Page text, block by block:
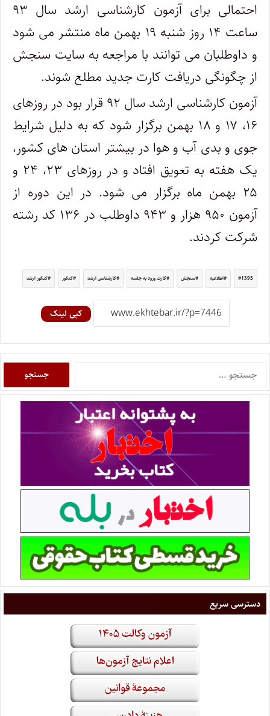
احتمالی برای آزمون کارشناسی ارشد سال ۹۳
ساعت ۱۴ روز شنبه ۱۹ بهمن ماه منتشر می شود
و داوطلبان می توانند با مراجعه به سایت سنجش
از چگونگی دریافت کارت جدید مطلع شوند.
آزمون کارشناسی ارشد سال ۹۲ قرار بود در روزهای
۱۶، ۱۷ و ۱۸ بهمن برگزار شود که به دلیل شرایط
جوی و بدی آب و هوا در بیشتر استان های کشور،
یک هفته به تعویق افتاد و در روزهای ۲۳، ۲۴ و
۲۵ بهمن ماه برگزار می شود. در این دوره از
آزمون ۹۵۰ هزار و ۹۴۳ داوطلب در ۱۳۶ کد رشته
شرکت کردند.
1393 اطلاعیه سنجش کارت ورود به جلسه کارشناسی ارشد کنکور کنکور ارشد
کپی لینک
دسترسی سریع